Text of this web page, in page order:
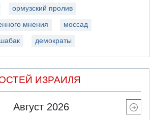
ормузский пролив
мнения моссад
шабак демократы
ИЗРАИЛЯ
Август 2026